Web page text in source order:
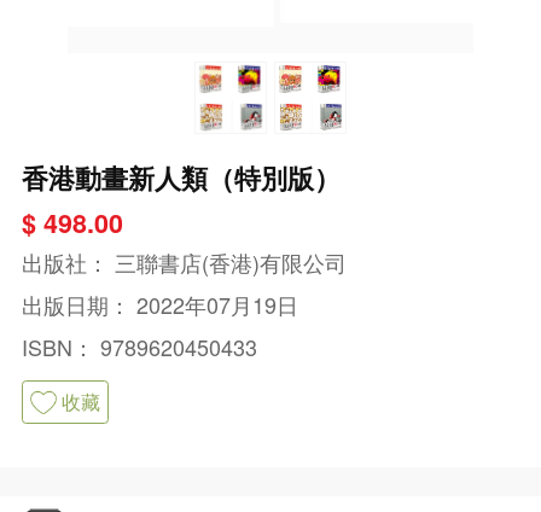
香港動畫新人類（特別版）
$ 498.00
出版社： 三聯書店(香港)有限公司
出版日期： 2022年07月19日
ISBN： 9789620450433
收藏